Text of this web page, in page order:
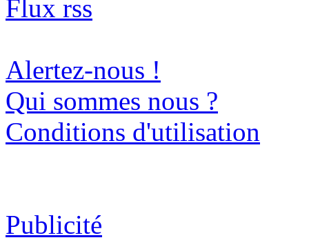
Flux rss
Alertez-nous !
Qui sommes nous ?
Conditions d'utilisation
Publicité